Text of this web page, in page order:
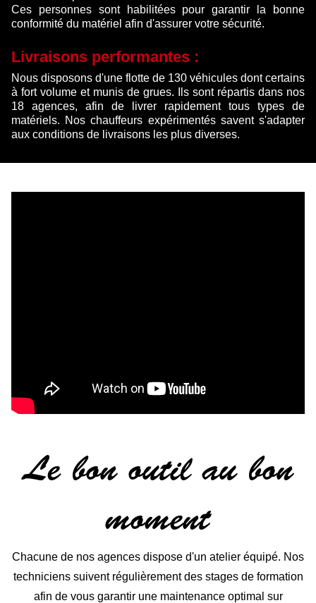
Ces personnes sont habilitées pour garantir la bonne
conformité du matériel afin d'assurer votre sécurité.
Livraisons performantes :
Nous disposons d'une flotte de 130 véhicules dont certains
à fort volume et munis de grues. Ils sont répartis dans nos
18 agences, afin de livrer rapidement tous types de
matériels. Nos chauffeurs expérimentés savent s'adapter
aux conditions de livraisons les plus diverses.
Le bon outil au bon
moment
Chacune de nos agences dispose d'un atelier équipé. Nos
techniciens suivent régulièrement des stages de formation
afin de vous garantir une maintenance optimal sur